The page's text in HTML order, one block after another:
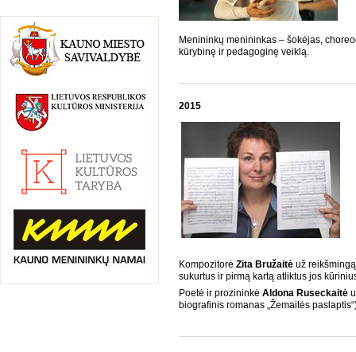
Menininkų menininkas – šokėjas,
kūrybinę ir pedagoginę veiklą.
2015
Kompozitorė Zita Bružaitė už
sukurtus ir pirmą kartą atliktus jos
Poetė ir prozininkė Aldona Ruseckaitė
biografinis romanas „Žemaitės